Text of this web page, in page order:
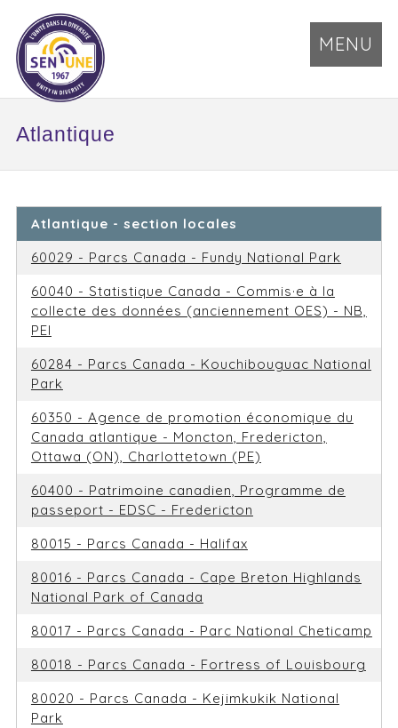
MENU
Atlantique
Atlantique - section locales
60029 - Parcs Canada - Fundy National Park
60040 - Statistique Canada - Commis·e à la
collecte des données (anciennement OES) - NB,
PEI
60284 - Parcs Canada - Kouchibouguac National
Park
60350 - Agence de promotion économique du
Canada atlantique - Moncton, Fredericton,
Ottawa (ON), Charlottetown (PE)
60400 - Patrimoine canadien, Programme de
passeport - EDSC - Fredericton
80015 - Parcs Canada - Halifax
80016 - Parcs Canada - Cape Breton Highlands
National Park of Canada
80017 - Parcs Canada - Parc National Cheticamp
80018 - Parcs Canada - Fortress of Louisbourg
80020 - Parcs Canada - Kejimkukik National
Park